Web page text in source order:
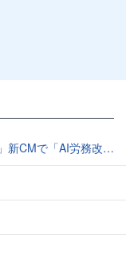
分析したら「すぐに休んで」と言われる？